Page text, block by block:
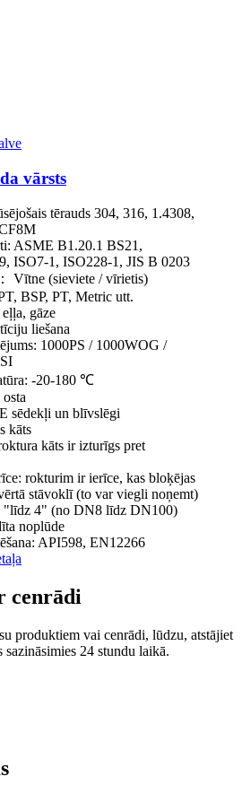
vārsts
tērauds 304, 316, 1.4308,
ASME B1.20.1 BS21,
ISO7-1, ISO228-1, JIS B 0203
Vītne (sieviete / vīrietis)
BSP, PT, Metric utt.
gāze
liešana
1000PS / 1000WOG /
-20-180 ℃
sēdekļi un blīvslēgi
kāts
kāts ir izturīgs pret
rokturim ir ierīce, kas bloķējas
stāvoklī (to var viegli noņemt)
"līdz 4" (no DN8 līdz DN100)
noplūde
API598, EN12266
cenrādi
produktiem vai cenrādi, lūdzu, atstājiet
sazināsimies 24 stundu laikā.